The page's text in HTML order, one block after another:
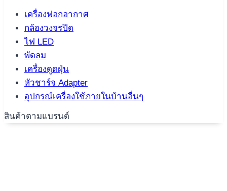
เครื่องฟอกอากาศ
กล้องวงจรปิด
ไฟ LED
พัดลม
เครื่องดูดฝุ่น
หัวชาร์จ Adapter
อุปกรณ์เครื่องใช้ภายในบ้านอื่นๆ
สินค้าตามแบรนด์